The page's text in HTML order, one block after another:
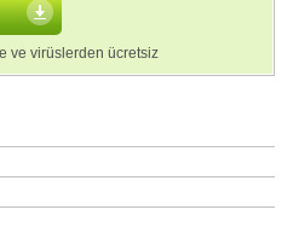
ve virüslerden ücretsiz